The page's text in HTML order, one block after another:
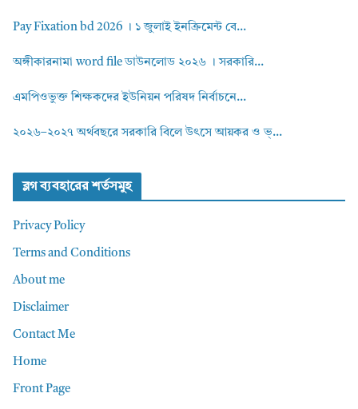
Pay Fixation bd 2026 । ১ জুলাই ইনক্রিমেন্ট বে...
অঙ্গীকারনামা word file ডাউনলোড ২০২৬ । সরকারি...
এমপিওভুক্ত শিক্ষকদের ইউনিয়ন পরিষদ নির্বাচনে...
২০২৬–২০২৭ অর্থবছরে সরকারি বিলে উৎসে আয়কর ও ভ্...
ব্লগ ব্যবহারের শর্তসমুহ
Privacy Policy
Terms and Conditions
About me
Disclaimer
Contact Me
Home
Front Page